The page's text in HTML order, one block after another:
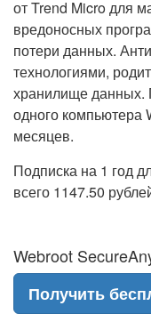
от Trend Micro для
вредоносных
потери данных.
технологиями,
хранилище данных.
одного компьютера
месяцев.
Подписка на 1 год
всего 1147.50
Webroot
Получить